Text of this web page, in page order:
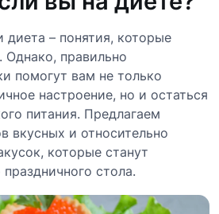
– понятия, которые
правильно
помогут вам не только
настроение, но и остаться
питания. Предлагаем
вкусных и относительно
которые станут
стола.